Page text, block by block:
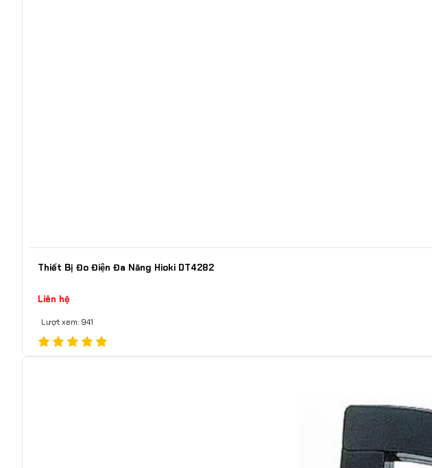
Thiết Bị Đo Điện Đa Năng Hioki DT4282
Liên hệ
Lượt xem: 941